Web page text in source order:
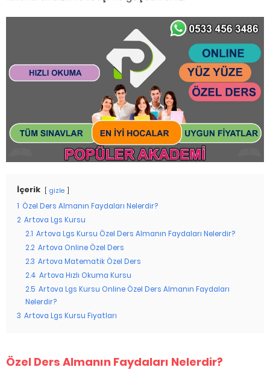
İçerik gizle
1 Özel Ders Almanın Faydaları Nelerdir?
2 Artova Lgs Kursu
2.1 Artova Lgs Kursu Özel Ders Almanın Faydaları Nelerdir?
2.2 Artova Online Özel Ders
2.3 Artova Matematik Özel Ders
2.4 Artova Hızlı Okuma Kursu
2.5 Artova Lgs Kursu Online Özel Ders Almanın Faydaları
Nelerdir?
3 Artova Lgs Kursu Fiyatları
Özel Ders Almanın Faydaları Nelerdir?